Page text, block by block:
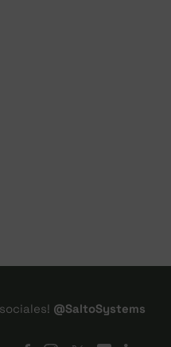
@SaltoSystems